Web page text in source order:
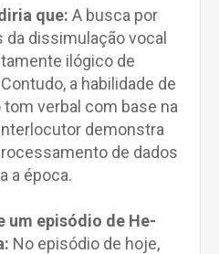
que: A busca por
dissimulação vocal
ilógico de
a habilidade de
verbal com base na
demonstra
de dados
a época.
um episódio de He-
No episódio de hoje,